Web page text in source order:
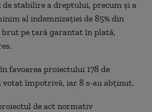
stabilire a dreptului, precum și a
al indemnizației de 85% din
pe țară garantat în plată,
favoarea proiectului 178 de
votat împotrivă, iar 8 s-au abținut.
de act normativ